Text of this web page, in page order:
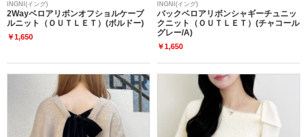
INGNI(イング)
2Wayベロアリボンオフショルケーブ
ルニット（ＯＵＴＬＥＴ）(ボルドー)
￥1,650
INGNI(イング)
バックベロアリボンシャギーチュニッ
クニット（ＯＵＴＬＥＴ）(チャコール
グレー/A)
￥1,650